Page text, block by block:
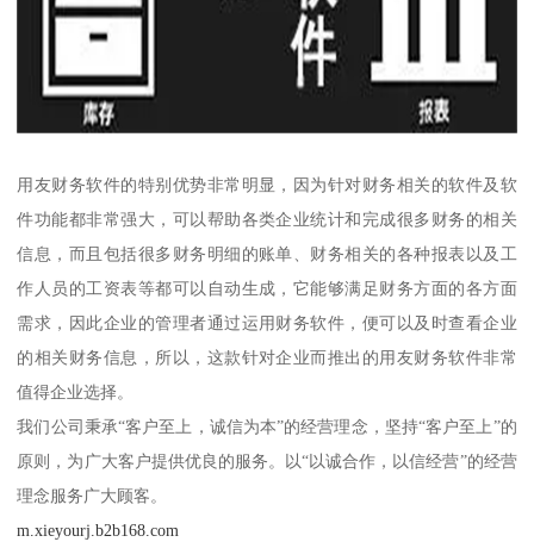
用友财务软件的特别优势非常明显，因为针对财务相关的软件及软
件功能都非常强大，可以帮助各类企业统计和完成很多财务的相关
信息，而且包括很多财务明细的账单、财务相关的各种报表以及工
作人员的工资表等都可以自动生成，它能够满足财务方面的各方面
需求，因此企业的管理者通过运用财务软件，便可以及时查看企业
的相关财务信息，所以，这款针对企业而推出的用友财务软件非常
值得企业选择。
我们公司秉承“客户至上，诚信为本”的经营理念，坚持“客户至上”的
原则，为广大客户提供优良的服务。以“以诚合作，以信经营”的经营
理念服务广大顾客。
m.xieyourj.b2b168.com